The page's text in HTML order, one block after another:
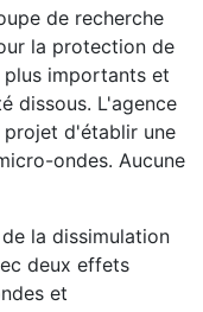
de recherche
la protection de
plus importants et
dissous. L'agence
d'établir une
ondes. Aucune
la dissimulation
deux effets
et